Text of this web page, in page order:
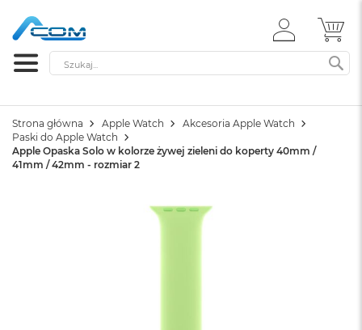
ZALOGUJ
SIĘ
Szukaj
Strona główna Apple Watch
Akcesoria Apple Watch
Paski do Apple Watch
Apple Opaska Solo w kolorze żywej zieleni do koperty 40mm /
41mm / 42mm - rozmiar 2